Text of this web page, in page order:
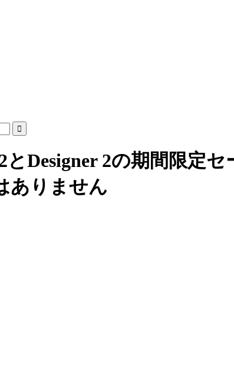
Designer 2の期間限定
ありません